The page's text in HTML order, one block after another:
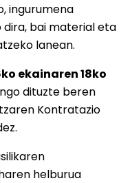
ingurumena
bai material eta
lanean.
ekainaren 18ko
dituzte beren
Kontratazio
helburua